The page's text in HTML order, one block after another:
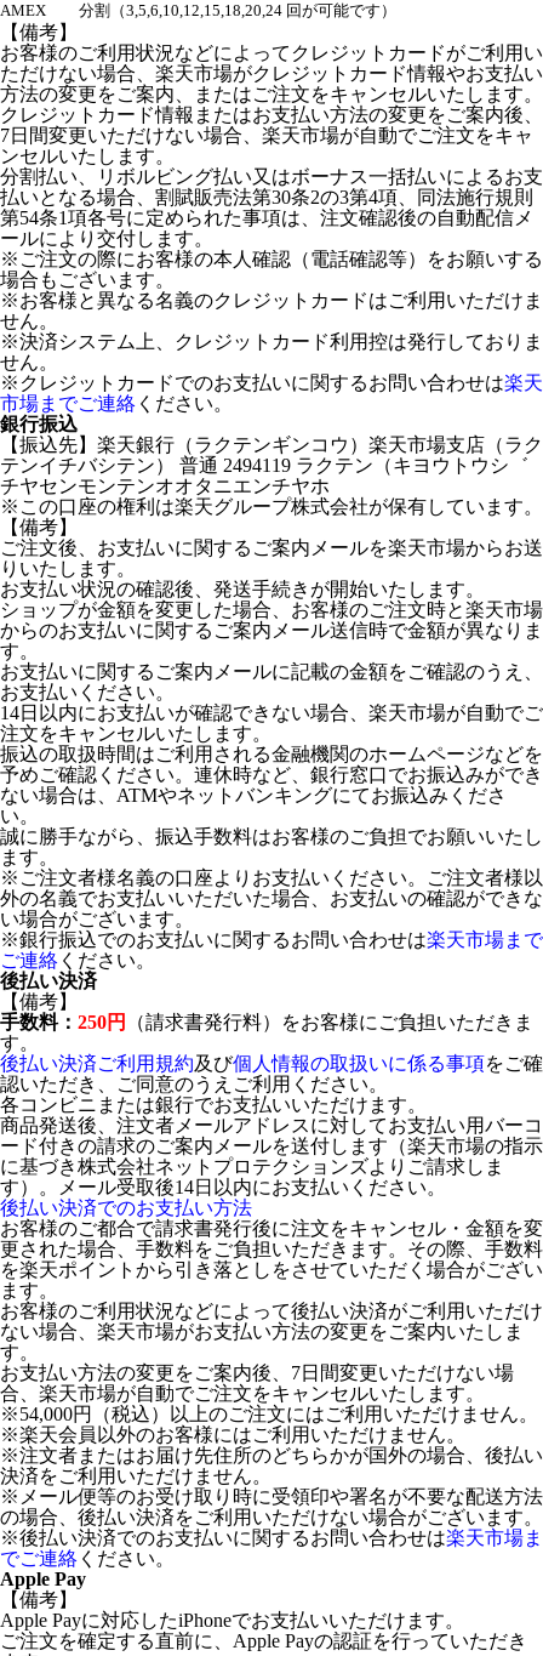
AMEX
分割（3,5,6,10,12,15,18,20,24 回が可能です）
【備考】
お客様のご利用状況などによってクレジットカードがご利用い
ただけない場合、楽天市場がクレジットカード情報やお支払い
方法の変更をご案内、またはご注文をキャンセルいたします。
クレジットカード情報またはお支払い方法の変更をご案内後、
7日間変更いただけない場合、楽天市場が自動でご注文をキャ
ンセルいたします。
分割払い、リボルビング払い又はボーナス一括払いによるお支
払いとなる場合、割賦販売法第30条2の3第4項、同法施行規則
第54条1項各号に定められた事項は、注文確認後の自動配信メ
ールにより交付します。
※ご注文の際にお客様の本人確認（電話確認等）をお願いする
場合もございます。
※お客様と異なる名義のクレジットカードはご利用いただけま
せん。
※決済システム上、クレジットカード利用控は発行しておりま
せん。
※クレジットカードでのお支払いに関するお問い合わせは楽天
市場までご連絡 ください。
銀行振込
【振込先】楽天銀行（ラクテンギンコウ）楽天市場支店（ラク
テンイチバシテン） 普通 2494119 ラクテン（キヨウトウシ゛
チヤセンモンテンオオタニエンチヤホ
※この口座の権利は楽天グループ株式会社が保有しています。
【備考】
ご注文後、お支払いに関するご案内メールを楽天市場からお送
りいたします。
お支払い状況の確認後、発送手続きが開始いたします。
ショップが金額を変更した場合、お客様のご注文時と楽天市場
からのお支払いに関するご案内メール送信時で金額が異なりま
す。
お支払いに関するご案内メールに記載の金額をご確認のうえ、
お支払いください。
14日以内にお支払いが確認できない場合、楽天市場が自動でご
注文をキャンセルいたします。
振込の取扱時間はご利用される金融機関のホームページなどを
予めご確認ください。連休時など、銀行窓口でお振込みができ
ない場合は、ATMやネットバンキングにてお振込みくださ
い。
誠に勝手ながら、振込手数料はお客様のご負担でお願いいたし
ます。
※ご注文者様名義の口座よりお支払いください。ご注文者様以
外の名義でお支払いいただいた場合、お支払いの確認ができな
い場合がございます。
※銀行振込でのお支払いに関するお問い合わせは楽天市場まで
ご連絡 ください。
後払い決済
【備考】
手数料： 250円
（請求書発行料）をお客様にご負担いただきま
す。
後払い決済ご利用規約及び個人情報の取扱いに係る事項をご確
認いただき、ご同意のうえご利用ください。
各コンビニまたは銀行でお支払いいただけます。
商品発送後、注文者メールアドレスに対してお支払い用バーコ
ード付きの請求のご案内メールを送付します（楽天市場の指示
に基づき株式会社ネットプロテクションズよりご請求しま
す）。メール受取後14日以内にお支払いください。
後払い決済でのお支払い方法
お客様のご都合で請求書発行後に注文をキャンセル・金額を変
更された場合、手数料をご負担いただきます。その際、手数料
を楽天ポイントから引き落としをさせていただく場合がござい
ます。
お客様のご利用状況などによって後払い決済がご利用いただけ
ない場合、楽天市場がお支払い方法の変更をご案内いたしま
す。
お支払い方法の変更をご案内後、7日間変更いただけない場
合、楽天市場が自動でご注文をキャンセルいたします。
※54,000円（税込）以上のご注文にはご利用いただけません。
※楽天会員以外のお客様にはご利用いただけません。
※注文者またはお届け先住所のどちらかが国外の場合、後払い
決済をご利用いただけません。
※メール便等のお受け取り時に受領印や署名が不要な配送方法
の場合、後払い決済をご利用いただけない場合がございます。
※後払い決済でのお支払いに関するお問い合わせは楽天市場ま
でご連絡 ください。
Apple Pay
【備考】
Apple Payに対応したiPhoneでお支払いいただけます。
ご注文を確定する直前に、Apple Payの認証を行っていただき